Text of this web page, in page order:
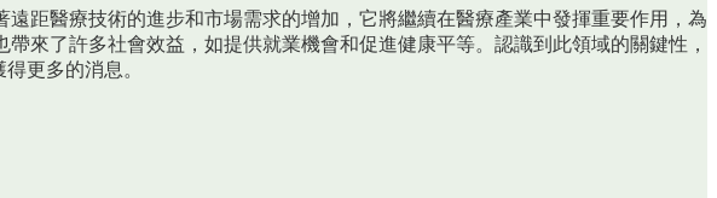
距醫療技術的進步和市場需求的增加，它將繼續在醫療產業中發揮重要作用，為
來了許多社會效益，如提供就業機會和促進健康平等。認識到此領域的關鍵性，
更多的消息。